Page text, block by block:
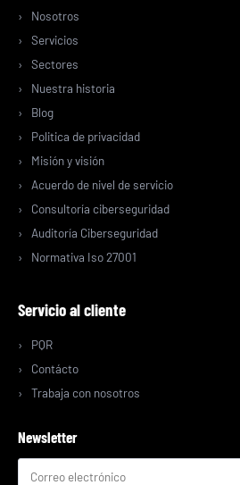
Nosotros
Servicios
Sectores
Nuestra historia
Blog
Politica de privacidad
Misión y visión
Acuerdo de nivel de servicio
Consultoría ciberseguridad
Auditoría Ciberseguridad
Normativa Iso 27001
Servicio al cliente
PQR
Contácto
Trabaja con nosotros
Newsletter